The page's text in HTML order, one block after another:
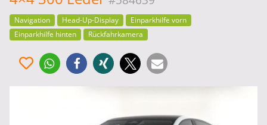
Navigation Head-Up-Display
Einparkhilfe vorn
Einparkhilfe hinten
Rückfahrkamera